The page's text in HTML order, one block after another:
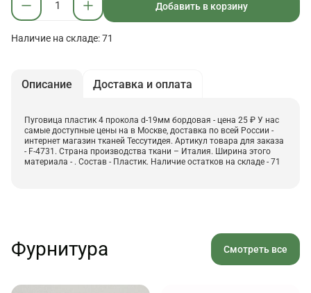
Добавить в корзину
Наличие на складе: 71
Описание Доставка и оплата
Пуговица пластик 4 прокола d-19мм бордовая - цена 25 ₽ У нас
самые доступные цены на в Москве, доставка по всей России -
интернет магазин тканей Тессутидея. Артикул товара для заказа
- F-4731. Страна производства ткани – Италия. Ширина этого
материала - . Состав - Пластик. Наличие остатков на складе - 71
Фурнитура Смотреть все